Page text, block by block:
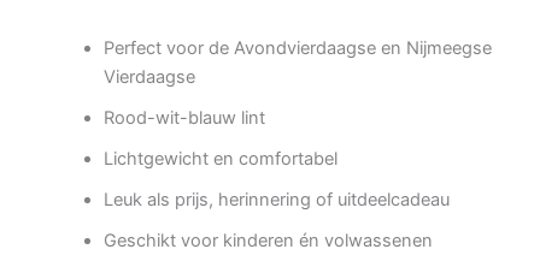
Perfect voor de Avondvierdaagse en Nijmeegse
Vierdaagse
Rood-wit-blauw lint
Lichtgewicht en comfortabel
Leuk als prijs, herinnering of uitdeelcadeau
Geschikt voor kinderen én volwassenen